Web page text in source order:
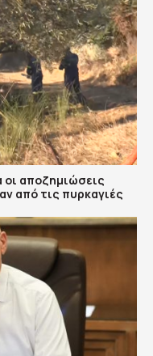
αποζημιώσεις
από τις πυρκαγιές